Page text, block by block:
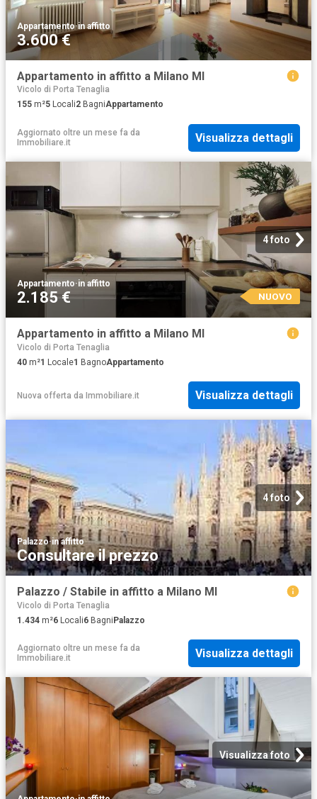
Appartamento·in affitto
3.600 €
Appartamento in affitto a Milano MI
Vicolo di Porta Tenaglia
155 m²5 Locali2 BagniAppartamento
Aggiornato oltre un mese fa da
Immobiliare.it
Visualizza dettagli
4 foto
Appartamento·in affitto
2.185 € NUOVO
Appartamento in affitto a Milano MI
Vicolo di Porta Tenaglia
40 m²1 Locale1 BagnoAppartamento
Nuova offerta da Immobiliare.it Visualizza dettagli
4 foto
Palazzo·in affitto
Consultare il prezzo
Palazzo / Stabile in affitto a Milano MI
Vicolo di Porta Tenaglia
1.434 m²6 Locali6 BagniPalazzo
Aggiornato oltre un mese fa da
Immobiliare.it
Visualizza dettagli
Visualizza foto